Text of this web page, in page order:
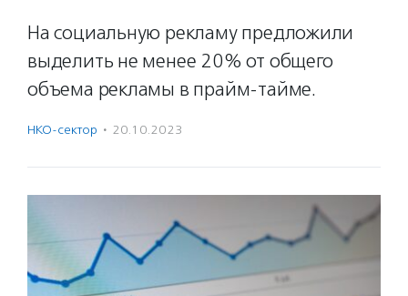
На социальную рекламу предложили
выделить не менее 20% от общего
объема рекламы в прайм-тайме.
НКО-сектор · 20.10.2023